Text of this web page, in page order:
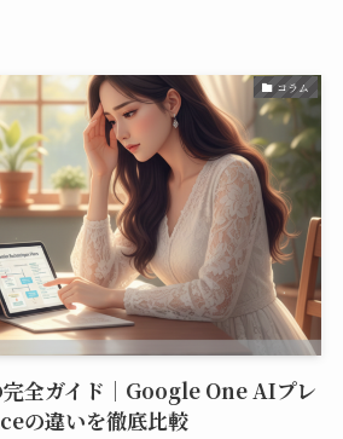
コラム
全ガイド｜Google One AIプレ
の違いを徹底比較